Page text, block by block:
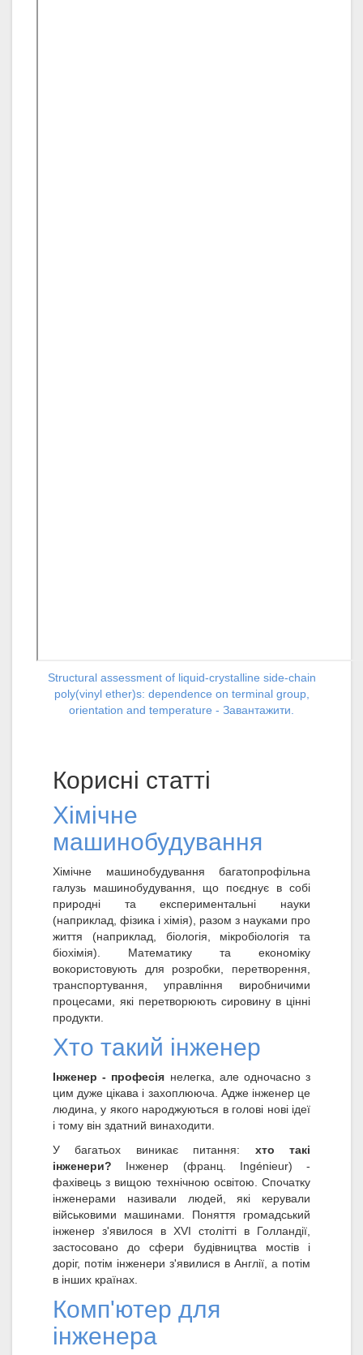
Structural assessment of liquid-crystalline side-chain
poly(vinyl ether)s: dependence on terminal group,
orientation and temperature - Завантажити.
Корисні статті
Хімічне
машинобудування
Хімічне машинобудування багатопрофільна
галузь машинобудування, що поєднує в собі
природні та експериментальні науки
(наприклад, фізика і хімія), разом з науками про
життя (наприклад, біологія, мікробіологія та
біохімія). Математику та економіку
вокористовують для розробки, перетворення,
транспортування, управління виробничими
процесами, які перетворюють сировину в цінні
продукти.
Хто такий інженер
Інженер - професія нелегка, але одночасно з
цим дуже цікава і захоплююча. Адже інженер це
людина, у якого народжуються в голові нові ідеї
і тому він здатний винаходити.
У багатьох виникає питання: хто такі
інженери? Інженер (франц. Ingénieur) -
фахівець з вищою технічною освітою. Спочатку
інженерами називали людей, які керували
військовими машинами. Поняття громадський
інженер з'явилося в XVI столітті в Голландії,
застосовано до сфери будівництва мостів і
доріг, потім інженери з'явилися в Англії, а потім
в інших країнах.
Комп'ютер для
інженера